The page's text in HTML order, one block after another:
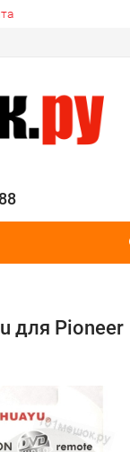
для Pioneer